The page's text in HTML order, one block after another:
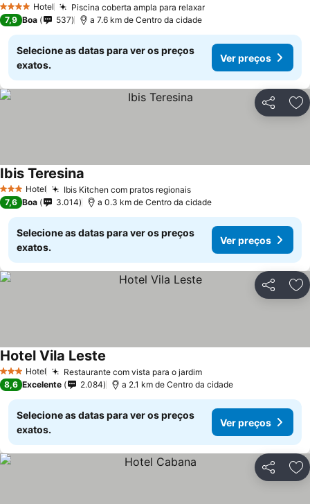
4 EstrelasHotel Piscina coberta ampla para relaxarVer preços
7,9 Boa 537 a 7.6 km de Centro da cidade
Selecione as datas para ver os preços
exatos.
Ver preços
Partilhar
3 EstrelasHotel Ibis Kitchen com pratos regionaisVer preços
Ibis Teresina
7,6 Boa 3.014 a 0.3 km de Centro da cidade
Selecione as datas para ver os preços
exatos.
Ver preços
Partilhar
3 EstrelasHotel Restaurante com vista para o jardimVer preços
Hotel Vila Leste
8,6 Excelente 2.084 a 2.1 km de Centro da cidade
Selecione as datas para ver os preços
exatos.
Ver preços
Partilhar